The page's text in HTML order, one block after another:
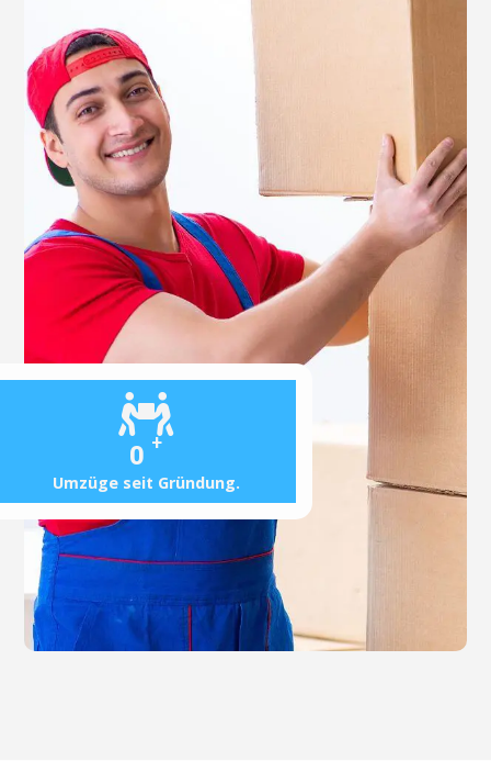
0 +
Umzüge seit Gründung.